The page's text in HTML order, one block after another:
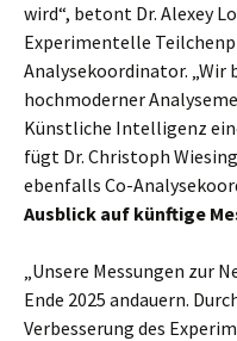
wird“, betont Dr. Alexey
Experimentelle
Analysekoordinator. „Wir
hochmoderner
Künstliche Intelligenz
fügt Dr. Christoph
ebenfalls Co-
Ausblick auf künftige
„Unsere Messungen zur
Ende 2025 andauern.
Verbesserung des